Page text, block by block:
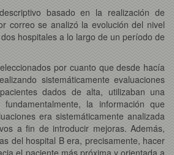
basado en la realización de
correo se analizó la evolución del nivel
hospitales a lo largo de un período de
por cuanto que desde hacía
sistemáticamente evaluaciones
dados de alta, utilizaban una
la información que
era sistemáticamente analizada
a fin de introducir mejoras. Además,
del hospital B era, precisamente, hacer
el paciente más próxima y orientada a